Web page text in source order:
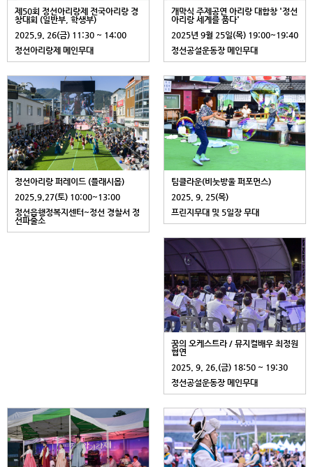
제50회 정선아리랑제 전국아리랑 경
창대회 (일반부, 학생부)
2025.9. 26(금) 11:30 ~ 14:00
정선아리랑제 메인무대
개막식 주제공연 아리랑 대합창 '정선
아리랑 세계를 품다'
2025년 9월 25일(목) 19:00~19:40
정선공설운동장 메인무대
정선아리랑 퍼레이드 (플래시몹)
2025.9.27(토) 10:00~13:00
정선읍행정복지센터~정선 경찰서 정
선파출소
팀클라운(비눗방울 퍼포먼스)
2025. 9. 25(목)
프린지무대 및 5일장 무대
꿈의 오케스트라 / 뮤지컬배우 최정원
협연
2025. 9. 26.(금) 18:50 ~ 19:30
정선공설운동장 메인무대